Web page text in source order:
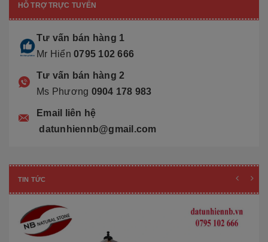
HỖ TRỢ TRỰC TUYẾN
Tư vấn bán hàng 1
Mr Hiển 0795 102 666
Tư vấn bán hàng 2
Ms Phương 0904 178 983
Email liên hệ
datunhiennb@gmail.com
TIN TỨC